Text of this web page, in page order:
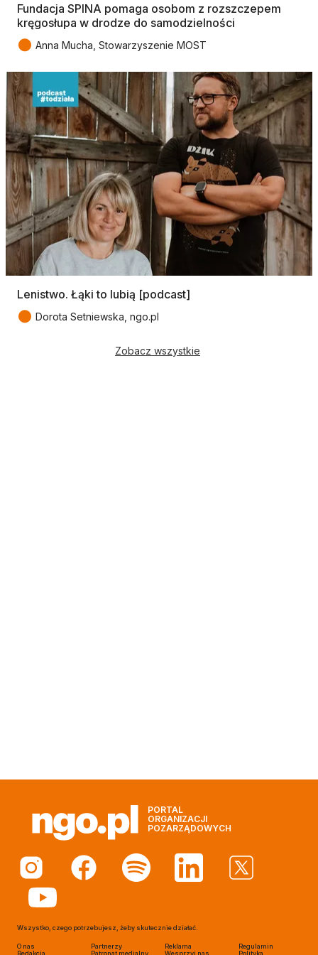
Fundacja SPINA pomaga osobom z rozszczepem
kręgosłupa w drodze do samodzielności
● Anna Mucha, Stowarzyszenie MOST
Lenistwo. Łąki to lubią [podcast]
● Dorota Setniewska, ngo.pl
Zobacz wszystkie
PORTAL
ORGANIZACJI
POZARZĄDOWYCH
Wszystko, czego potrzebujesz, żeby skutecznie działać.
O nas
Redakcja
Partnerzy
Patronat medialny
Reklama
Wesprzyj nas
Regulamin
Polityka